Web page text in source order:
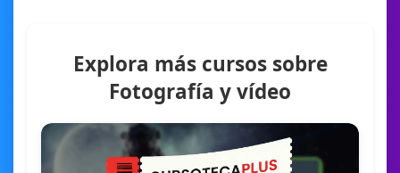
Explora más cursos sobre
Fotografía y vídeo